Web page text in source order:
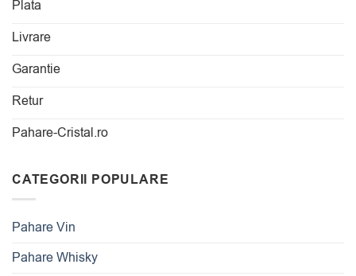
Plata
Livrare
Garantie
Retur
Pahare-Cristal.ro
CATEGORII POPULARE
Pahare Vin
Pahare Whisky